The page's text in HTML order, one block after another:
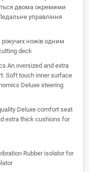
двома окремими
управління
ножів одним
deck
An oversized and extra
Soft touch inner surface
Deluxe steering
Deluxe comfort seat
extra thick cushions for
Rubber isolator for